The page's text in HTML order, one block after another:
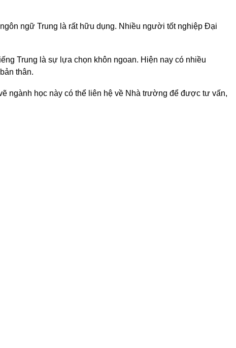
ngữ Trung là rất hữu dụng. Nhiều người tốt nghiệp Đại
Trung là sự lựa chọn khôn ngoan. Hiện nay có nhiều
thân.
ngành học này có thể liên hệ về Nhà trường để được tư vấn,